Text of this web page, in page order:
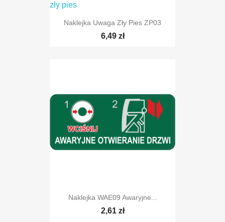
Naklejka Uwaga Zły Pies ZP03
6,49 zł
Naklejka WAE09 Awaryjne...
2,61 zł